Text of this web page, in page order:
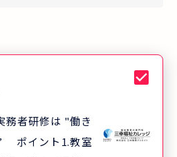
務者研修は "働き
ポイント1.教室